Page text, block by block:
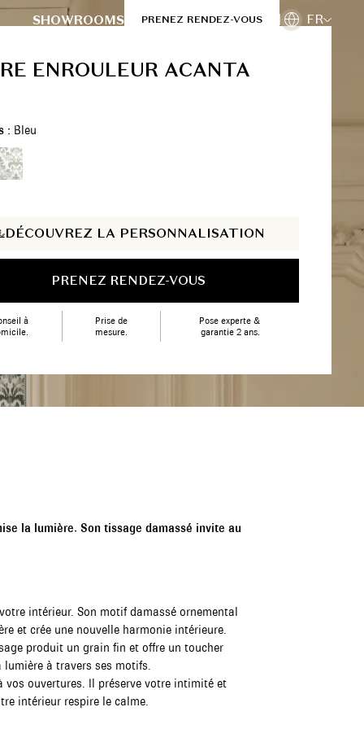
SHOWROOMS PRENEZ RENDEZ-VOUS FR
ENROULEUR ACANTA
: Bleu
DÉCOUVREZ LA PERSONNALISATION
PRENEZ RENDEZ-VOUS
à
Prise de
mesure.
Pose experte &
garantie 2 ans.
la lumière. Son tissage damassé invite au
intérieur. Son motif damassé ornemental
et crée une nouvelle harmonie intérieure.
produit un grain fin et offre un toucher
à travers ses motifs.
ouvertures. Il préserve votre intimité et
intérieur respire le calme.